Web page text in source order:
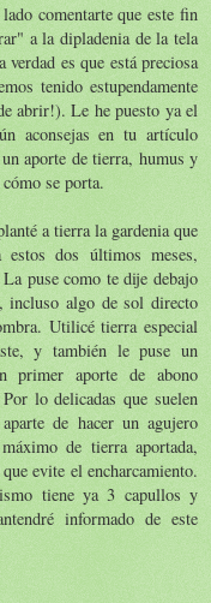
comentarte que este fin
a la dipladenia de la tela
es que está preciosa
tenido estupendamente
abrir!). Le he puesto ya el
aconsejas en tu artículo
aporte de tierra, humus y
se porta.
a tierra la gardenia que
estos dos últimos meses,
puse como te dije debajo
incluso algo de sol directo
Utilicé tierra especial
y también le puse un
primer aporte de abono
lo delicadas que suelen
de hacer un agujero
de tierra aportada,
evite el encharcamiento.
tiene ya 3 capullos y
informado de este